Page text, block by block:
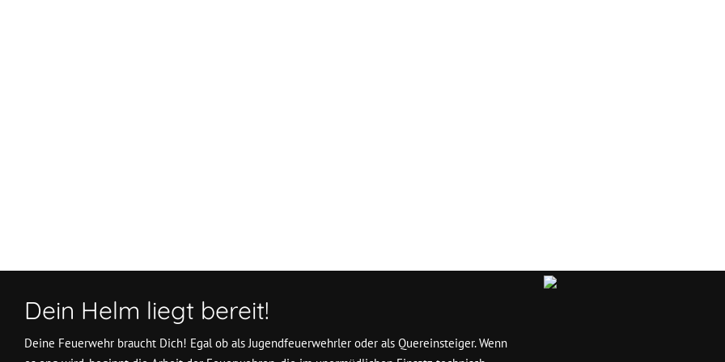
Dein Helm liegt bereit!
Deine Feuerwehr braucht Dich! Egal ob als Jugendfeuerwehrler oder als Quereinsteiger. Wenn